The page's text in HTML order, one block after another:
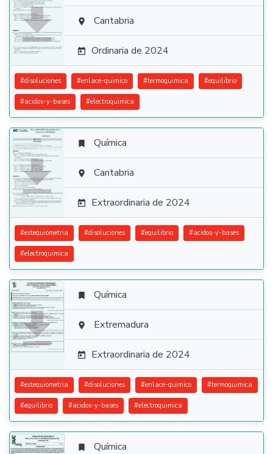
  Cantabria
 Ordinaria de 2024
#disoluciones #enlace-quimico #termoquimica #equilibrio
#acidos-y-bases #electroquimica

 Química
 Cantabria
 Extraordinaria de 2024
#estequiometria #disoluciones #equilibrio #acidos-y-bases
#electroquimica

 Química
 Extremadura
 Extraordinaria de 2024
#estequiometria #disoluciones #enlace-quimico #termoquimica
#equilibrio #acidos-y-bases #electroquimica
 Química